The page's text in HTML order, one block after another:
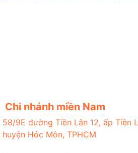
Chi nhánh miền Nam
58/9E đường Tiền Lân 12, ấp Tiền
huyện Hóc Môn, TPHCM